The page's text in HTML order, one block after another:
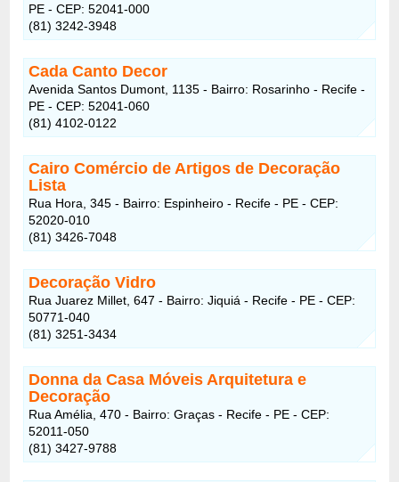
PE - CEP: 52041-000
(81) 3242-3948
Cada Canto Decor
Avenida Santos Dumont, 1135 - Bairro: Rosarinho - Recife -
PE - CEP: 52041-060
(81) 4102-0122
Cairo Comércio de Artigos de Decoração
Lista
Rua Hora, 345 - Bairro: Espinheiro - Recife - PE - CEP:
52020-010
(81) 3426-7048
Decoração Vidro
Rua Juarez Millet, 647 - Bairro: Jiquiá - Recife - PE - CEP:
50771-040
(81) 3251-3434
Donna da Casa Móveis Arquitetura e
Decoração
Rua Amélia, 470 - Bairro: Graças - Recife - PE - CEP:
52011-050
(81) 3427-9788